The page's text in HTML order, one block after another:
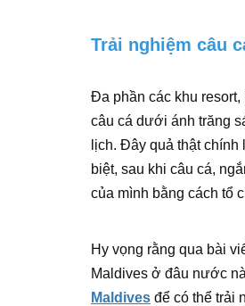
Trải nghiệm câu
Đa phần các khu resort,
câu cá dưới ánh trăng
lịch. Đây quả thật
biệt, sau khi câu cá,
của mình bằng cách tổ
Hy vọng rằng qua bài
Maldives ở đâu nước
Maldives để có thể trải